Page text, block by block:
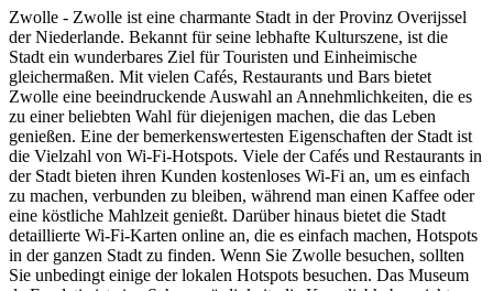
Zwolle - Zwolle ist eine charmante Stadt in der Provinz Overijssel
der Niederlande. Bekannt für seine lebhafte Kulturszene, ist die
Stadt ein wunderbares Ziel für Touristen und Einheimische
gleichermaßen. Mit vielen Cafés, Restaurants und Bars bietet
Zwolle eine beeindruckende Auswahl an Annehmlichkeiten, die es
zu einer beliebten Wahl für diejenigen machen, die das Leben
genießen. Eine der bemerkenswertesten Eigenschaften der Stadt ist
die Vielzahl von Wi-Fi-Hotspots. Viele der Cafés und Restaurants in
der Stadt bieten ihren Kunden kostenloses Wi-Fi an, um es einfach
zu machen, verbunden zu bleiben, während man einen Kaffee oder
eine köstliche Mahlzeit genießt. Darüber hinaus bietet die Stadt
detaillierte Wi-Fi-Karten online an, die es einfach machen, Hotspots
in der ganzen Stadt zu finden. Wenn Sie Zwolle besuchen, sollten
Sie unbedingt einige der lokalen Hotspots besuchen. Das Museum